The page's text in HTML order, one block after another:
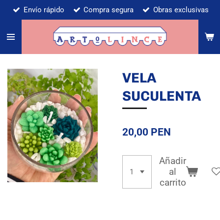
contenido
Envío rápido Compra segura Obras exclusivas
VELA
SUCULENTA
20,00 PEN
Añadir
al
carrito